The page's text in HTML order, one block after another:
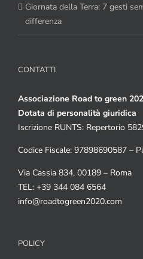
Giornata della Terra: 7 gesti
differenza
CONTATTI
Associazione Road to green
Dotata di personalità giuridica
Iscrizione RUNTS: Repertorio
Codice Fiscale: 97898690587 –
Via Cassia 834, 00189 – Roma
TEL: +39 344 084 6564
info@roadtogreen2020.com
POLICY